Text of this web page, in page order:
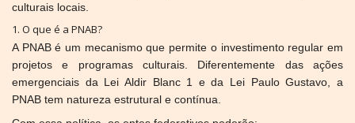
culturais locais.
1. O que é a PNAB?
A PNAB é um mecanismo que permite o investimento regular em
projetos e programas culturais. Diferentemente das ações
emergenciais da Lei Aldir Blanc 1 e da Lei Paulo Gustavo, a
PNAB tem natureza estrutural e contínua.